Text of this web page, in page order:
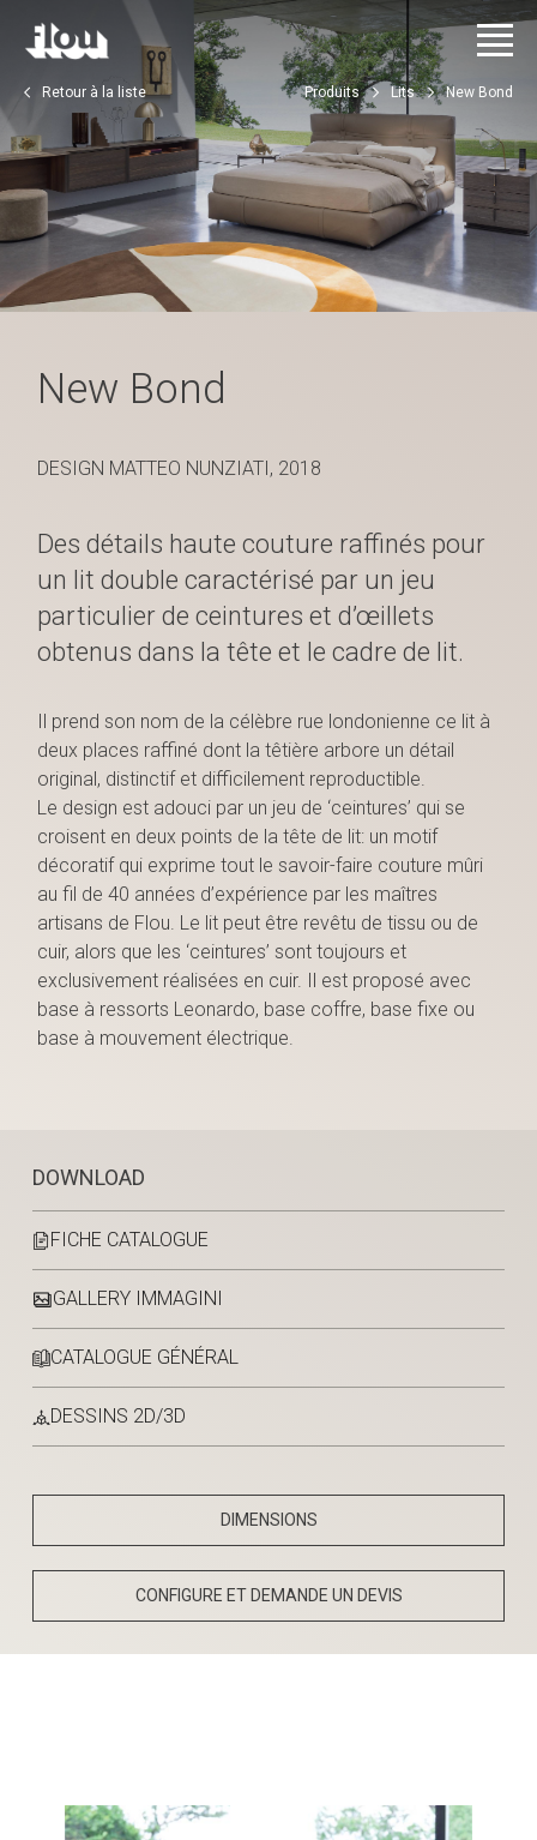
Retour à la liste Produits Lits New Bond
DOWNLOAD
FICHE CATALOGUE
GALLERY IMMAGINI
CATALOGUE GÉNÉRAL
DESSINS 2D/3D
DIMENSIONS
CONFIGURE ET DEMANDE UN DEVIS
New Bond
DESIGN MATTEO NUNZIATI, 2018
Des détails haute couture raffinés pour
un lit double caractérisé par un jeu
particulier de ceintures et d’œillets
obtenus dans la tête et le cadre de lit.
Il prend son nom de la célèbre rue londonienne ce lit à
deux places raffiné dont la têtière arbore un détail
original, distinctif et difficilement reproductible.
Le design est adouci par un jeu de ‘ceintures’ qui se
croisent en deux points de la tête de lit: un motif
décoratif qui exprime tout le savoir-faire couture mûri
au fil de 40 années d’expérience par les maîtres
artisans de Flou. Le lit peut être revêtu de tissu ou de
cuir, alors que les ‘ceintures’ sont toujours et
exclusivement réalisées en cuir. Il est proposé avec
base à ressorts Leonardo, base coffre, base fixe ou
base à mouvement électrique.